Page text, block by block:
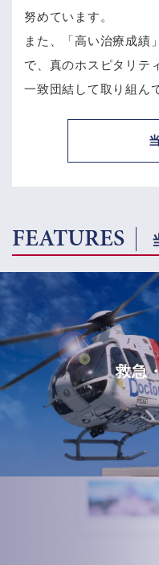
努めています。
また、「高い治療成績
で、 真のホスピタリテ
一致団結して取り組ん
FEATURES
救急